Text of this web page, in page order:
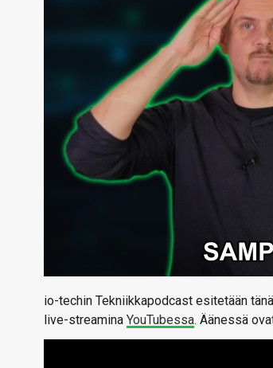
io-techin Tekniikkapodcast esitetään
live-streamina YouTubessa. Äänessä